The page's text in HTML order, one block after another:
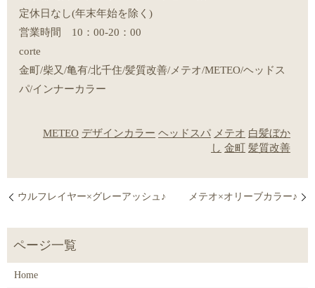
定休日なし(年末年始を除く)
営業時間 10：00-20：00
corte
金町/柴又/亀有/北千住/髪質改善/メテオ/METEO/ヘッドス
パ/インナーカラー
METEO デザインカラー ヘッドスパ メテオ 白髪ぼか
し 金町 髪質改善
ウルフレイヤー×グレーアッシュ♪ メテオ×オリーブカラー♪
Home